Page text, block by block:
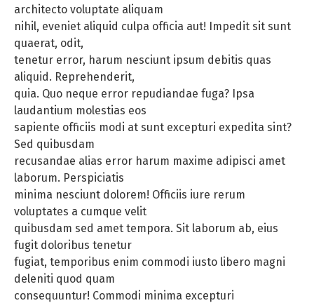
architecto voluptate aliquam
nihil, eveniet aliquid culpa officia aut! Impedit sit sunt
quaerat, odit,
tenetur error, harum nesciunt ipsum debitis quas
aliquid. Reprehenderit,
quia. Quo neque error repudiandae fuga? Ipsa
laudantium molestias eos
sapiente officiis modi at sunt excepturi expedita sint?
Sed quibusdam
recusandae alias error harum maxime adipisci amet
laborum. Perspiciatis
minima nesciunt dolorem! Officiis iure rerum
voluptates a cumque velit
quibusdam sed amet tempora. Sit laborum ab, eius
fugit doloribus tenetur
fugiat, temporibus enim commodi iusto libero magni
deleniti quod quam
consequuntur! Commodi minima excepturi